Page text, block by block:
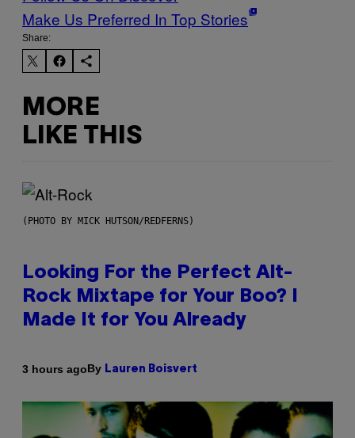
Make Us Preferred In Top Stories
Share:
MORE
LIKE THIS
(PHOTO BY MICK HUTSON/REDFERNS)
Looking For the Perfect Alt-
Rock Mixtape for Your Boo? I
Made It for You Already
3 hours agoBy Lauren Boisvert